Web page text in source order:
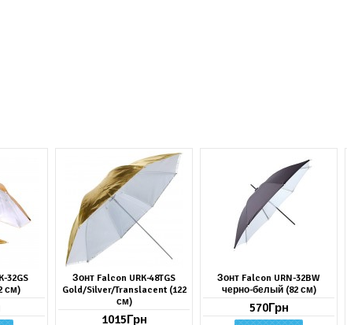
32GS
см)
Зонт Falcon URK-48TGS
Gold/Silver/Translacent (122
см)
1015Грн
Зонт Falcon URN-32BW
черно-белый (82 см)
570Грн